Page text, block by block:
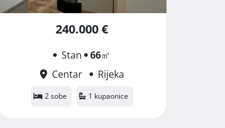
240.000 €
Stan 66㎡
Centar
Rijeka
2 sobe 1 kupaonice